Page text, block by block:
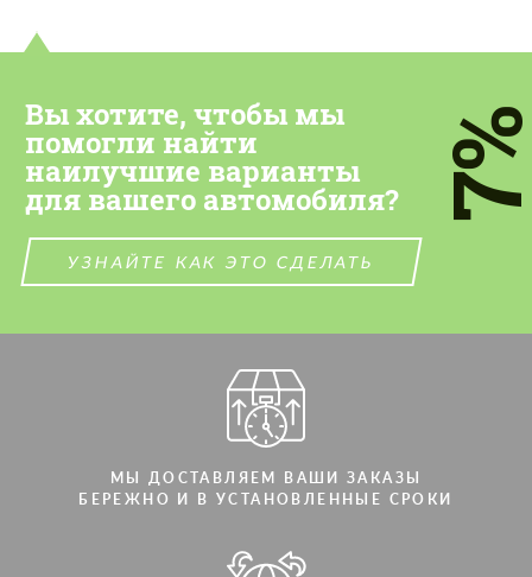
Вы хотите, чтобы мы
помогли найти
наилучшие варианты
для вашего автомобиля?
УЗНАЙТЕ КАК ЭТО СДЕЛАТЬ
МЫ ДОСТАВЛЯЕМ ВАШИ ЗАКАЗЫ
БЕРЕЖНО И В УСТАНОВЛЕННЫЕ СРОКИ